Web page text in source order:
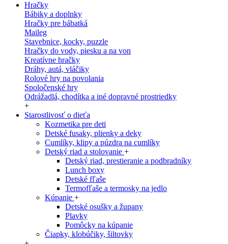
Hračky
Bábiky a doplnky
Hračky pre bábatká
Maileg
Stavebnice, kocky, puzzle
Hračky do vody, piesku a na von
Kreatívne hračky
Dráhy, autá, vláčiky
Rolové hry na povolania
Spoločenské hry
Odrážadlá, chodítka a iné dopravné prostriedky
+
Starostlivosť o dieťa
Kozmetika pre deti
Detské fusaky, plienky a deky
Cumlíky, klipy a púzdra na cumlíky
Detský riad a stolovanie +
Detský riad, prestieranie a podbradníky
Lunch boxy
Detské fľaše
Termofľaše a termosky na jedlo
Kúpanie +
Detské osušky a župany
Plavky
Pomôcky na kúpanie
Čiapky, klobúčiky, šiltovky